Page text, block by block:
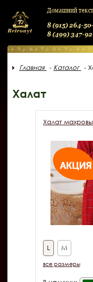
Домашний
8 (915) 264-
8 (499) 347-
Главная Каталог
Халат
Халат
L M
все размеры